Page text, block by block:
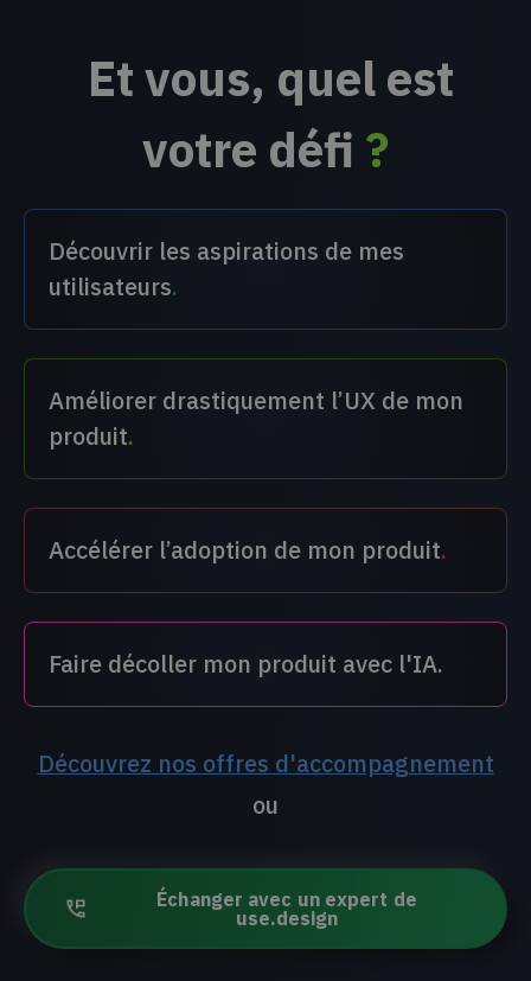
Et vous, quel est
votre défi ?
Découvrir les aspirations de mes
utilisateurs.
Améliorer drastiquement l’UX de mon
produit.
Accélérer l’adoption de mon produit.
Faire décoller mon produit avec l'IA.
Découvrez nos offres d'accompagnement
ou
Échanger avec un expert de
use.design